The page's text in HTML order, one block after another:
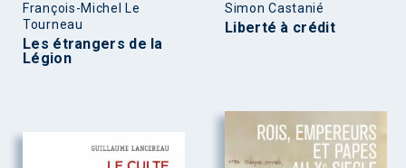
François-Michel Le
Tourneau
Les étrangers de la
Légion
Simon Castanié
Liberté à crédit